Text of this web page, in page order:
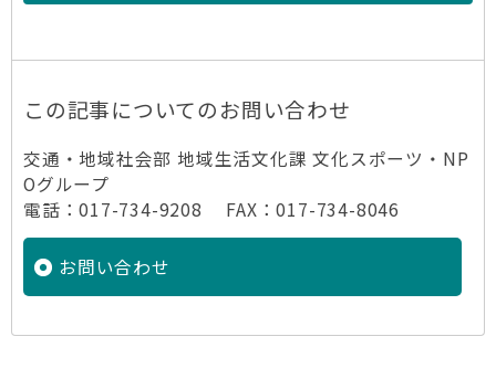
この記事についてのお問い合わせ
交通・地域社会部 地域生活文化課 文化スポーツ・NP
Oグループ
電話：017-734-9208 FAX：017-734-8046
お問い合わせ